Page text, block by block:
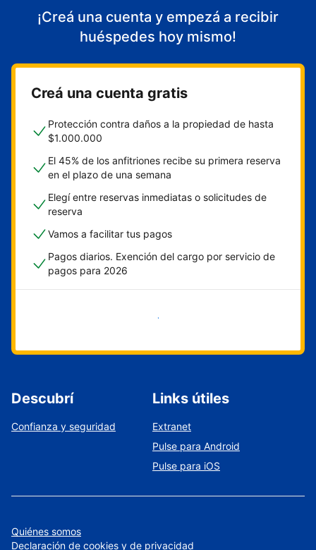
¡Creá una cuenta y empezá a recibir
huéspedes hoy mismo!
Creá una cuenta gratis
Protección contra daños a la propiedad de hasta
$1.000.000
El 45% de los anfitriones recibe su primera reserva
en el plazo de una semana
Elegí entre reservas inmediatas o solicitudes de
reserva
Vamos a facilitar tus pagos
Pagos diarios. Exención del cargo por servicio de
pagos para 2026
Empezar ahora
Descubrí
Confianza y seguridad
Links útiles
Extranet
Pulse para Android
Pulse para iOS
Quiénes somos
Declaración de cookies y de privacidad